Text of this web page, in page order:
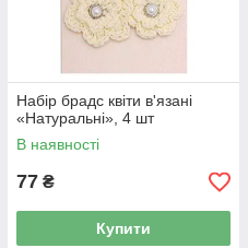
Набір брадс квіти в'язані
«Натуральні», 4 шт
В наявності
77 ₴
Купити